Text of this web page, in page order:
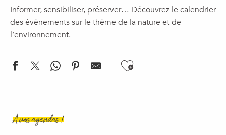
Informer, sensibiliser, préserver… Découvrez le calendrier
des événements sur le thème de la nature et de
l’environnement.
Ajouter aux
Refuge et biodiversité
À vos agendas !